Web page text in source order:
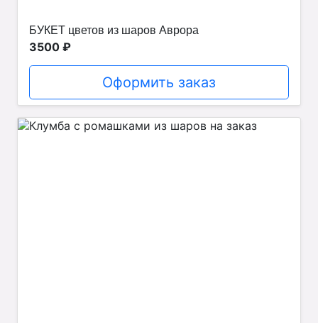
БУКЕТ цветов из шаров Аврора
3500 ₽
Оформить заказ